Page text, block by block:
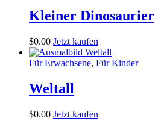
Kleiner Dinosaurier
$0.00 Jetzt kaufen
Für Erwachsene, Für Kinder
Weltall
$0.00 Jetzt kaufen